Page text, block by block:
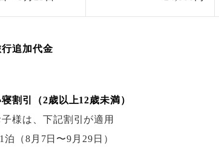
追加代金
割引（2歳以上12歳未満）
様は、下記割引が適用
泊 （8月7日〜9月29日）